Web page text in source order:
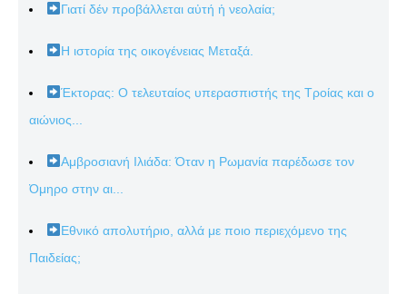
Γιατί δέν προβάλλεται αὐτή ἡ νεολαία;
Η ιστορία της οικογένειας Μεταξά.
Έκτορας: Ο τελευταίος υπερασπιστής της Τροίας και ο
αιώνιος...
Αμβροσιανή Ιλιάδα: Όταν η Ρωμανία παρέδωσε τον
Όμηρο στην αι...
Εθνικό απολυτήριο, αλλά με ποιο περιεχόμενο της
Παιδείας;